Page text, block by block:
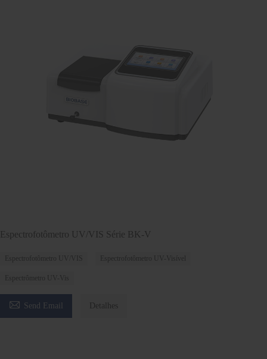
Espectrofotômetro UV/VIS Série BK-V
Espectrofotômetro UV/VIS Espectrofotômetro UV-Visível
Espectrômetro UV-Vis
 Send Email Detalhes